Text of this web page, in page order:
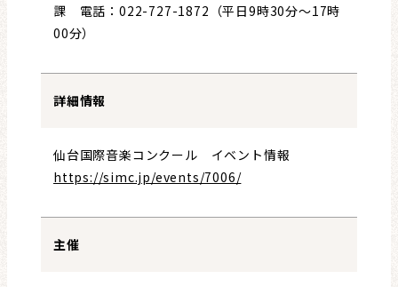
課 電話：022-727-1872（平日9時30分～17時
00分）
詳細情報
仙台国際音楽コンクール イベント情報
https://simc.jp/events/7006/
主催